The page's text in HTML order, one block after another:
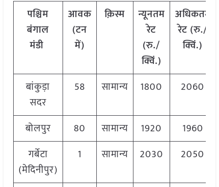
पश्चिम
बंगाल
मंडी
आवक
(टन
में)
क़िस्म
न्यूनतम
रेट
(रु./
क्विं.)
अधिकतम
रेट (रु./
क्विं.)
बांकुड़ा
सदर
58 सामान्य 1800 2060
बोलपुर 80 सामान्य 1920
1960
गर्बेटा
(मेदिनीपुर)
1 सामान्य 2030 2050